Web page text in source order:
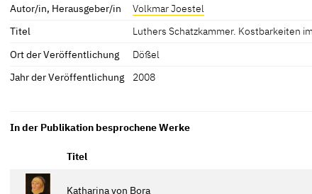
Autor/in, Herausgeber/in
Volkmar Joestel
Titel
Luthers Schatzkammer. Kostbarkeiten
Ort der Veröffentlichung
Dößel
Jahr der Veröffentlichung
2008
In der Publikation besprochene Werke
Titel
Katharina von Bora